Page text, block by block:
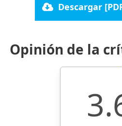
Descargar
Opinión de la